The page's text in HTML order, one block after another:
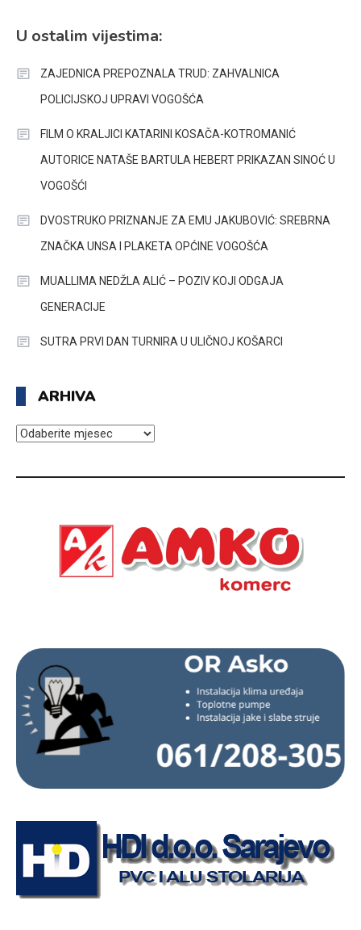
U ostalim vijestima:
ZAJEDNICA PREPOZNALA TRUD: ZAHVALNICA
POLICIJSKOJ UPRAVI VOGOŠĆA
FILM O KRALJICI KATARINI KOSAČA-KOTROMANIĆ
AUTORICE NATAŠE BARTULA HEBERT PRIKAZAN SINOĆ U
VOGOŠĆI
DVOSTRUKO PRIZNANJE ZA EMU JAKUBOVIĆ: SREBRNA
ZNAČKA UNSA I PLAKETA OPĆINE VOGOŠĆA
MUALLIMA NEDŽLA ALIĆ – POZIV KOJI ODGAJA
GENERACIJE
SUTRA PRVI DAN TURNIRA U ULIČNOJ KOŠARCI
ARHIVA
ARHIVA